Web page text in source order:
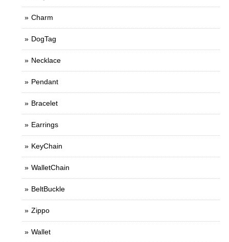
Charm
DogTag
Necklace
Pendant
Bracelet
Earrings
KeyChain
WalletChain
BeltBuckle
Zippo
Wallet